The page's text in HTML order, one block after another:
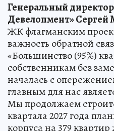
Генеральный
Девелопмент» Сергей
ЖК флагманским
важность обратной
«Большинство (95%)
собственникам без
началась с
главным для нас
Мы продолжаем
квартала 2027 года
корпуса на 379